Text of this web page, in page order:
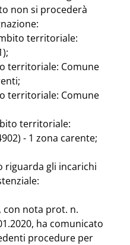
non si procederà
territoriale:
territoriale: Comune
territoriale: Comune
territoriale:
- 1 zona carente;
riguarda gli incarichi
con nota prot. n.
ha comunicato
procedure per